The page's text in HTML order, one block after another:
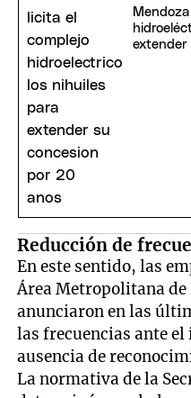
extender
Reducción de
En este sentido, las
Área Metropolitana de
anunciaron en las
las frecuencias ante
ausencia de
La normativa de la